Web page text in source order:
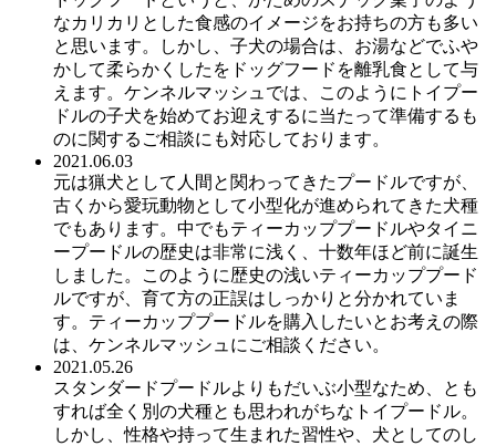
なカリカリとした食感のイメージをお持ちの方も多い
と思います。しかし、子犬の場合は、お湯などでふや
かして柔らかくしたをドッグフードを離乳食として与
えます。ケンネルマッシュでは、このようにトイプー
ドルの子犬を始めてお迎えするに当たって準備するも
のに関するご相談にも対応しております。
2021.06.03
元は猟犬として人間と関わってきたプードルですが、
古くから愛玩動物として小型化が進められてきた犬種
でもあります。中でもティーカッププードルやタイニ
ープードルの歴史は非常に浅く、十数年ほど前に誕生
しました。このように歴史の浅いティーカッププード
ルですが、育て方の正誤はしっかりと分かれていま
す。ティーカッププードルを購入したいとお考えの際
は、ケンネルマッシュにご相談ください。
2021.05.26
スタンダードプードルよりもだいぶ小型なため、とも
すれば全く別の犬種とも思われがちなトイプードル。
しかし、性格や持って生まれた習性や、犬としてのし